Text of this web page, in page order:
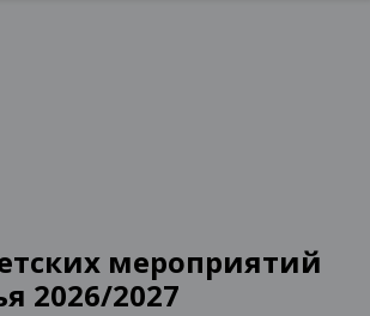
мероприятий
2026/2027